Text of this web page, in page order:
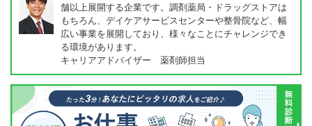
舗以上展開する企業です。調剤薬局・ドラッグストアは
もちろん、デイケアサービスセンターや整骨院など、幅
広い事業を展開しており、様々なことにチャレンジでき
る環境があります。
キャリアアドバイザー 薬剤師担当